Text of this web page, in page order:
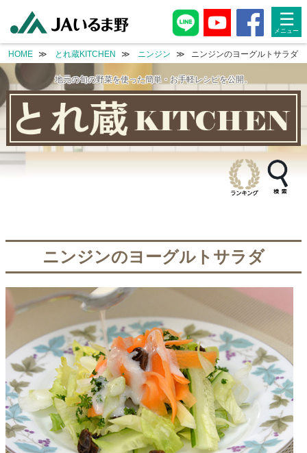
single-recipe.php
single-recipe.php
☰
HOME とれ蔵KITCHEN ニンジン ニンジンのヨーグルトサラダ
地元の旬の野菜を使った簡単・お手軽レシピを公開。
ニンジンのヨーグルトサラダ